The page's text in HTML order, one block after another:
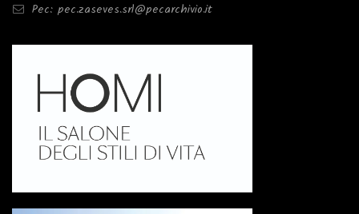
Pec: pec.zaseves.srl@pecarchivio.it